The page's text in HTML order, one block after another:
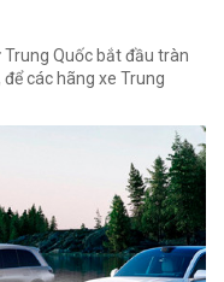
Quốc bắt đầu tràn
các hãng xe Trung